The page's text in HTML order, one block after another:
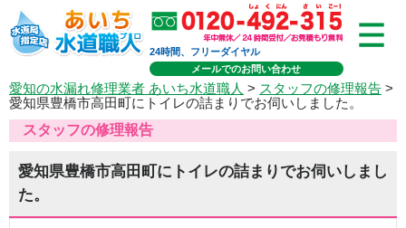
24時間、フリーダイヤル
メールでのお問い合わせ
愛知の水漏れ修理業者 あいち水道職人 > スタッフの修理報告 >
愛知県豊橋市高田町にトイレの詰まりでお伺いしました。
スタッフの修理報告
愛知県豊橋市高田町にトイレの詰まりでお伺いしまし
た。